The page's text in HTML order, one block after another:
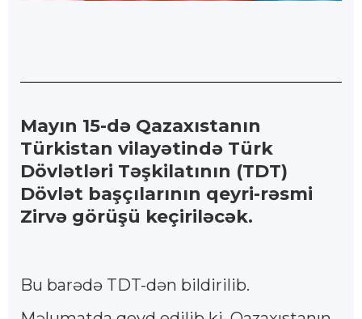
Mayın 15-də Qazaxıstanın
Türkistan vilayətində Türk
Dövlətləri Təşkilatının (TDT)
Dövlət başçılarının qeyri-rəsmi
Zirvə görüşü keçiriləcək.
Bu barədə TDT-dən bildirilib.